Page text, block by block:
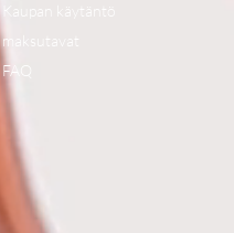
Kaupan käytäntö
maksutavat
FAQ